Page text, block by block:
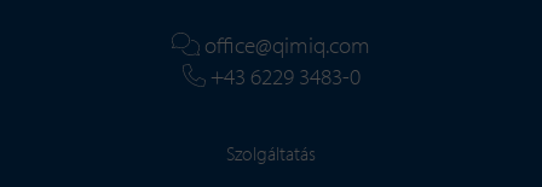
office@qimiq.com
+43 6229 3483-0
Szolgáltatás